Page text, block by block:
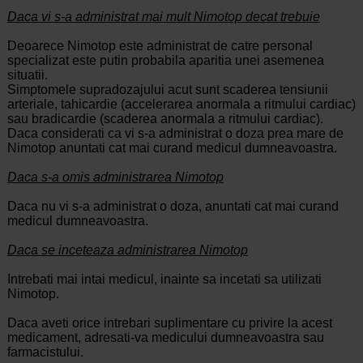
Daca vi s-a administrat mai mult Nimotop decat trebuie
Deoarece Nimotop este administrat de catre personal
specializat este putin probabila aparitia unei asemenea
situatii.
Simptomele supradozajului acut sunt scaderea tensiunii
arteriale, tahicardie (accelerarea anormala a ritmului cardiac)
sau bradicardie (scaderea anormala a ritmului cardiac).
Daca considerati ca vi s-a administrat o doza prea mare de
Nimotop anuntati cat mai curand medicul dumneavoastra.
Daca s-a omis administrarea Nimotop
Daca nu vi s-a administrat o doza, anuntati cat mai curand
medicul dumneavoastra.
Daca se inceteaza administrarea Nimotop
Intrebati mai intai medicul, inainte sa incetati sa utilizati
Nimotop.
Daca aveti orice intrebari suplimentare cu privire la acest
medicament, adresati-va medicului dumneavoastra sau
farmacistului.